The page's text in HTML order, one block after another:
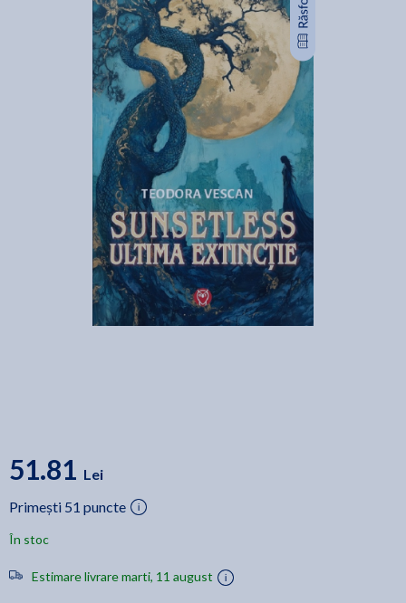
51.81 Lei
Primești 51 puncte
În stoc
Estimare livrare marti, 11 august